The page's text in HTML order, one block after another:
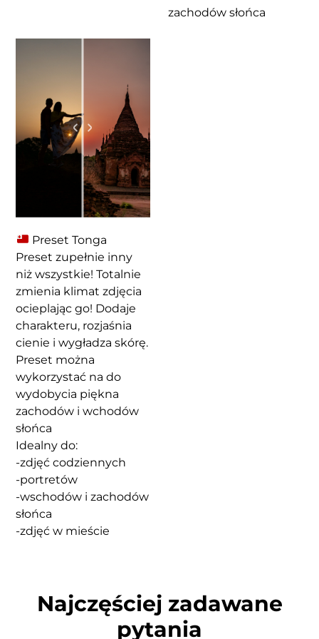
zachodów słońca
Preset Tonga
Preset zupełnie inny
niż wszystkie! Totalnie
zmienia klimat zdjęcia
ocieplając go! Dodaje
charakteru, rozjaśnia
cienie i wygładza skórę.
Preset można
wykorzystać na do
wydobycia piękna
zachodów i wchodów
słońca
Idealny do:
-zdjęć codziennych
-portretów
-wschodów i zachodów
słońca
-zdjęć w mieście
Najczęściej zadawane
pytania